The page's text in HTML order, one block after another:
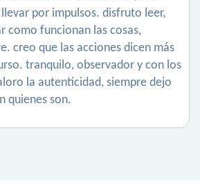
por impulsos. disfruto leer,
como funcionan las cosas,
creo que las acciones dicen más
tranquilo, observador y con los
la autenticidad, siempre dejo
quienes son.